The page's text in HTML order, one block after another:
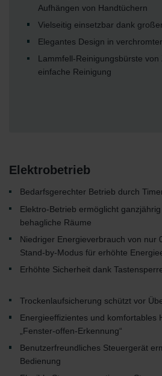
Aufhängen von Handtüchern
Vielseitig einsetzbar dank
Elegantes Design in
Lammfell-Reinigungsbürste
einfache Reinigung
Elektrobetrieb
Bedarfsgerechter Betrieb durch
Elektro-Betrieb ermöglicht
behagliche Räume
Niedriger Energieverbrauch von nur
Stand-by-Modus für erhöhte
Erhöhte Sicherheit dank
Trockenlaufsicherung schützt vor
Energieeffizientes und komfortables
„Fenster-offen-Erkennung“
Benutzerfreundliches Steuergerät
Bedienung